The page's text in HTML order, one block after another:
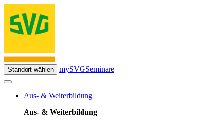
Standort wählen mySVGSeminare
Aus- & Weiterbildung
Aus- & Weiterbildung